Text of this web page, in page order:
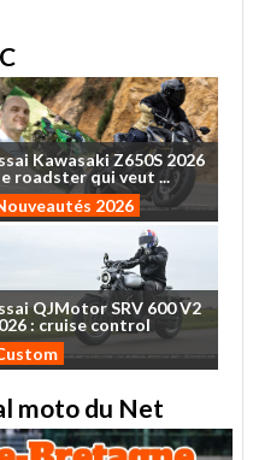
KawasakiZ650S 2026
roadsterquiveut ...
2026
QJMotorSRV 600V2
: cruise control
moto du Net